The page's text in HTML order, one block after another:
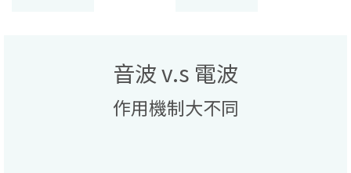
音波 v.s 電波
作用機制大不同